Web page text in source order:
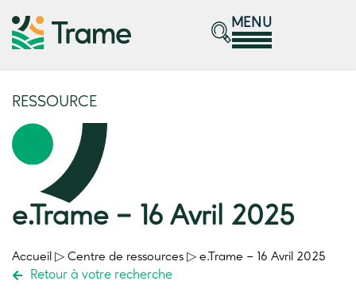
MENU
RESSOURCE
e.Trame – 16 Avril 2025
Accueil ▷ Centre de ressources ▷ e.Trame – 16 Avril 2025
Retour à votre recherche